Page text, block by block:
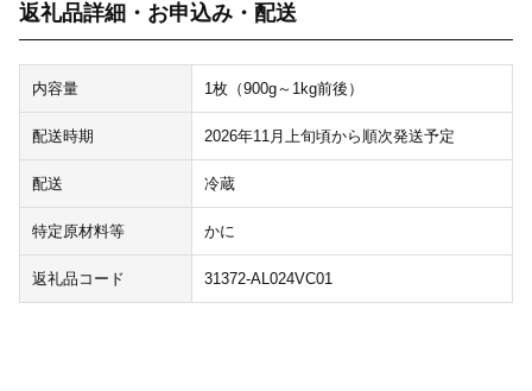
返礼品詳細・お申込み・配送
内容量 1枚（900g～1kg前後）
配送時期 2026年11月上旬頃から順次発送予定
配送 冷蔵
特定原材料等 かに
返礼品コード 31372-AL024VC01